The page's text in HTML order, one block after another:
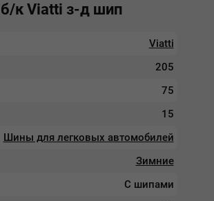
к Viatti з-д шип
Viatti
205
75
15
Шины для легковых автомобилей
Зимние
С шипами